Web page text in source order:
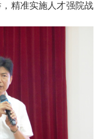
精准实施人才强院战